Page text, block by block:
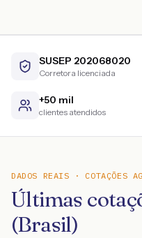
SUSEP 202068020
Corretora licenciada
+50 mil
clientes atendidos
DADOS REAIS · COTAÇÕES
Últimas
(Brasil)